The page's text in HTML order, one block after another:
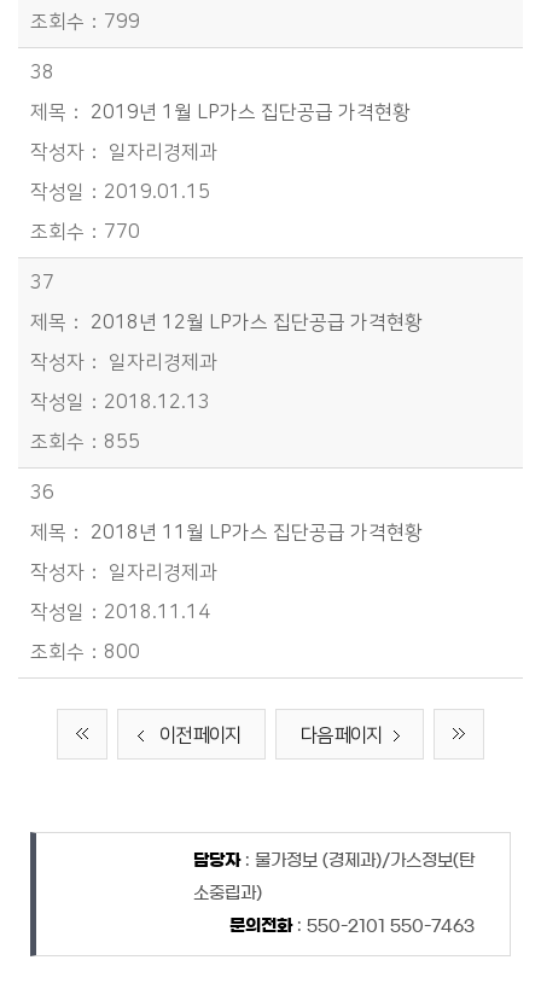
799
38
2019년 1월 LP가스 집단공급 가격현황
일자리경제과
2019.01.15
770
37
2018년 12월 LP가스 집단공급 가격현황
일자리경제과
2018.12.13
855
36
2018년 11월 LP가스 집단공급 가격현황
일자리경제과
2018.11.14
800
이전 페이지 다음 페이지
담당자 정보
담당자: 물가정보 (경제과)/가스정보(탄
소중립과)
문의전화: 550-2101 550-7463